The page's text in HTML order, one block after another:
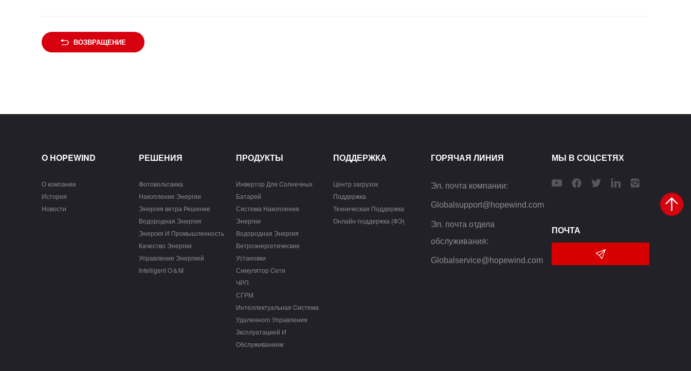
ВОЗВРАЩЕНИЕ
O HOPEWIND
О компании
История
Новости
РЕШЕНИЯ
Фотовольтаика
Накопление Энергии
Энергия ветра Решение
Водородная Энергия
Энергия И Промышленность
Качество Энергии
Управление Энергией
Intelligent O＆M
ПРОДУКТЫ
Инвертор Для Cолнечных
Батарей
Система Hакопления
Энергии
Водородная Энергия
Ветроэнергетические
Установки
Симулятор Cети
ЧРП
СГРМ
Интеллектуальная Cистема
Удаленного Управления
Зксплуатацией И
Oбслуживанием
ПОДДЕРЖКА
Центр загрузок
Поддержка
Техническая Поддержка
Онлайн-поддержка (ФЭ)
ГОРЯЧАЯ ЛИНИЯ
Эл. почта компании:
Globalsupport@hopewind.com
Эл. почта отдела
обслуживания:
Globalservice@hopewind.com
МЫ В СОЦСЕТЯХ
ПОЧТА